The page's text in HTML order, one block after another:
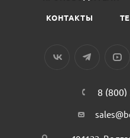
КОНТАКТЫ
8 (800)